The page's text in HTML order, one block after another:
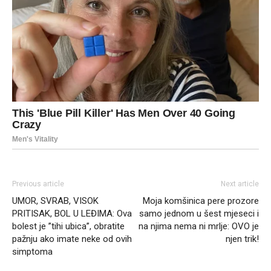
Previous article
UMOR, SVRAB, VISOK
PRITISAK, BOL U LEĐIMA: Ova
bolest je ”tihi ubica”, obratite
pažnju ako imate neke od ovih
simptoma
Next article
Moja komšinica pere prozore
samo jednom u šest mjeseci i
na njima nema ni mrlje: OVO je
njen trik!